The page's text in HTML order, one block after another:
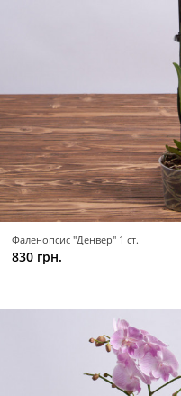
Фаленопсис "Денвер" 1 ст.
830 грн.